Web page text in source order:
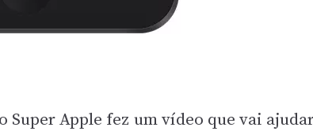
Super Apple fez um vídeo que vai